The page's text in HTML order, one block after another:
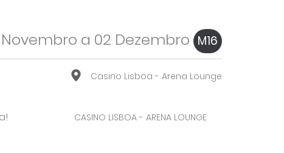
a 02 Dezembro M16
Casino Lisboa - Arena Lounge
CASINO LISBOA - ARENA LOUNGE